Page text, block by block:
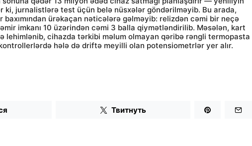
ki, jurnalistlərə test üçün belə nüsxələr göndərilməyib. Bu arada,
baxımından ürəkaçan nəticələrə gəlməyib: relizdən cəmi bir neçə
imkanı 10 üzərindən cəmi 3 balla qiymətləndirilib. Məsələn, kart
lehimlənib, cihazda tərkibi məlum olmayan qəribə rəngli termopasta
hələ də driftə meyilli olan potensiometrlər yer alır.
Твитнуть